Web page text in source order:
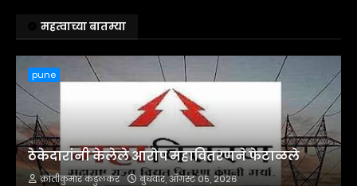
महत्वाच्या बातम्या
pune
ठेकेदारांनी केलेले आरोप महावितरणने फेटाळले
क्रांतीकुमार कडुलकर बुधवार, ऑगस्ट ०५, २०२६